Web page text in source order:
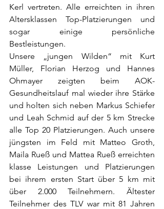
Kerl vertreten. Alle erreichten in ihren
Altersklassen Top-Platzierungen und
sogar einige persönliche
Bestleistungen.
Unsere „jungen Wilden“ mit Kurt
Müller, Florian Herzog und Hannes
Ohmayer zeigten beim AOK-
Gesundheitslauf mal wieder ihre Stärke
und holten sich neben Markus Schiefer
und Leah Schmid auf der 5 km Strecke
alle Top 20 Platzierungen. Auch unsere
jüngsten im Feld mit Matteo Groth,
Maila Rueß und Mattea Rueß erreichten
klasse Leistungen und Platzierungen
bei ihrem ersten Start über 5 km mit
über 2.000 Teilnehmern. Ältester
Teilnehmer des TLV war mit 81 Jahren